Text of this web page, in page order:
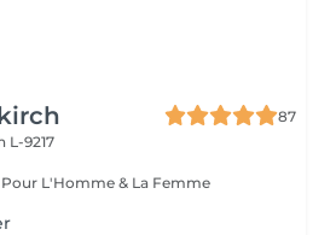
87
L-9217
Esthétique & Bien-être Pour L'Homme & La Femme